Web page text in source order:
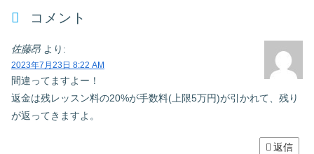
コメント
佐藤昂 より:
2023年7月23日 8:22 AM
間違ってますよー！
返金は残レッスン料の20%が手数料(上限5万円)が引かれて、残り
が返ってきますよ。
返信